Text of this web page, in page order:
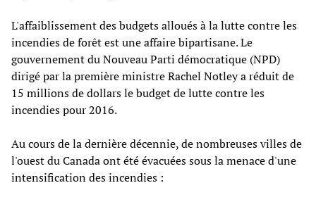
L'affaiblissement des budgets alloués à la lutte contre les
incendies de forêt est une affaire bipartisane. Le
gouvernement du Nouveau Parti démocratique (NPD)
dirigé par la première ministre Rachel Notley a réduit de
15 millions de dollars le budget de lutte contre les
incendies pour 2016.
Au cours de la dernière décennie, de nombreuses villes de
l'ouest du Canada ont été évacuées sous la menace d'une
intensification des incendies :